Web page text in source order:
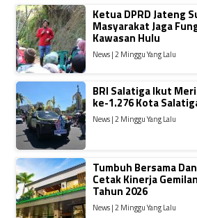
Ketua DPRD Jateng
Masyarakat Jaga
Kawasan Hulu
News | 2 Minggu Yang Lalu
BRI Salatiga Ikut
ke-1.276 Kota
News | 2 Minggu Yang Lalu
Tumbuh Bersama
Cetak Kinerja
Tahun 2026
News | 2 Minggu Yang Lalu